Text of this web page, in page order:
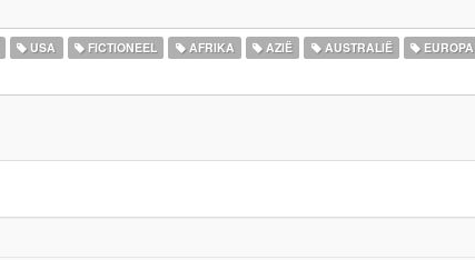
USA FICTIONEEL AFRIKA AZIË AUSTRALIË EUROPA